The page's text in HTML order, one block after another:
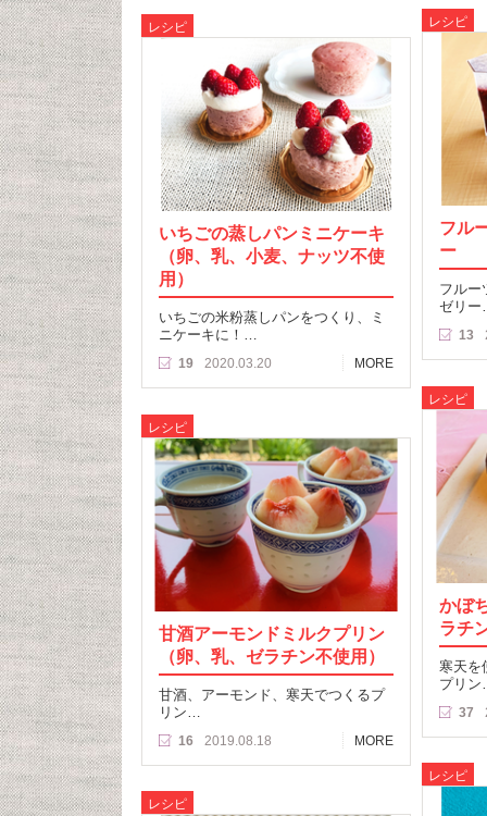
レシピ
フル
ー
フルー
ゼリ
13
レシピ
いちごの蒸しパンミニケーキ
（卵、乳、小麦、ナッツ不使
用）
いちごの米粉蒸しパンをつくり、ミ
ニケーキに！…
19 2020.03.20 MORE
レシピ
かぼ
ラチ
寒天を
プリ
37
レシピ
甘酒アーモンドミルクプリン
（卵、乳、ゼラチン不使用）
甘酒、アーモンド、寒天でつくるプ
リン…
16 2019.08.18 MORE
レシピ
レシピ